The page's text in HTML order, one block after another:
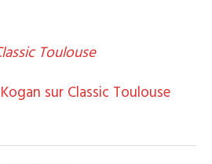
Toulouse
sur Classic Toulouse